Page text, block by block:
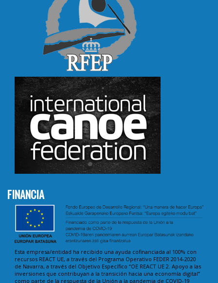
FINANCIA
Esta empresa/entidad ha recibido una ayuda cofinanciada al 100% con
recursos REACT UE, a través del Programa Operativo FEDER 2014-2020
de Navarra, a través del Objetivo Específico “OE REACT UE 2. Apoyo a las
inversiones que contribuyan a la transición hacia una economía digital”
como parte de la respuesta de la Unión a la pandemia de COVID-19